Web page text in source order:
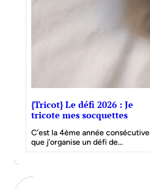
{Tricot} Le défi 2026 : Je
tricote mes socquettes
C’est la 4ème année consécutive
que j’organise un défi de…